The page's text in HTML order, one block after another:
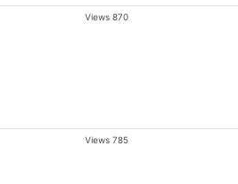
Views 870
Views 785